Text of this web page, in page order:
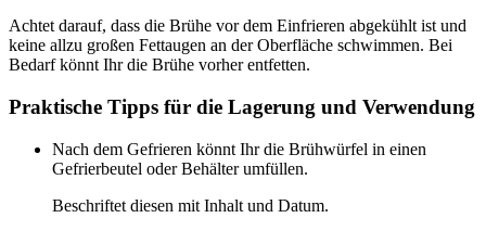
Achtet darauf, dass die Brühe vor dem Einfrieren abgekühlt ist und
keine allzu großen Fettaugen an der Oberfläche schwimmen. Bei
Bedarf könnt Ihr die Brühe vorher entfetten.
Praktische Tipps für die Lagerung und Verwendung
Nach dem Gefrieren könnt Ihr die Brühwürfel in einen
Gefrierbeutel oder Behälter umfüllen.
Beschriftet diesen mit Inhalt und Datum.